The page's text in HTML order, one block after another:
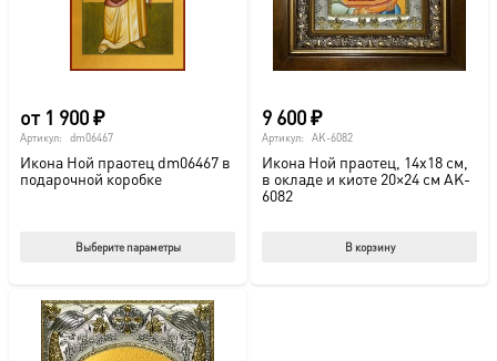
от 1 900₽
Артикул: dm06467
Икона Ной праотец dm06467 в
подарочной коробке
Выберите параметры
9 600₽
Артикул: AK-6082
Икона Ной праотец, 14х18 см,
в окладе и киоте 20×24 см AK-
6082
В корзину